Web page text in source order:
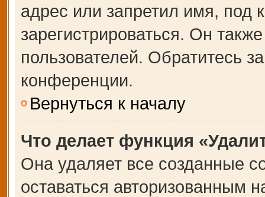
адрес или запретил имя, под
зарегистрироваться. Он
пользователей. Обратитесь
конференции.
Вернуться к началу
Что делает функция
Она удаляет все созданные
оставаться авторизованным